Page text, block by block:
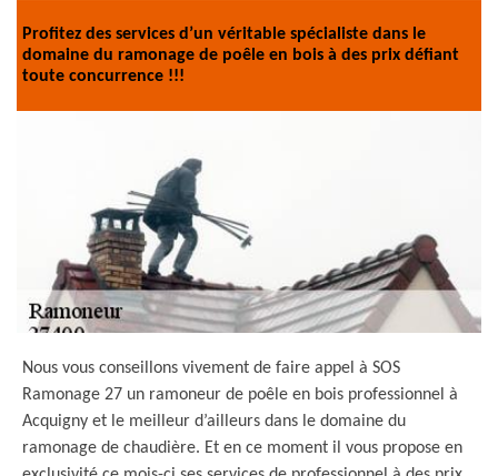
Profitez des services d’un véritable spécialiste dans le
domaine du ramonage de poêle en bois à des prix défiant
toute concurrence !!!
Nous vous conseillons vivement de faire appel à SOS
Ramonage 27 un ramoneur de poêle en bois professionnel à
Acquigny et le meilleur d’ailleurs dans le domaine du
ramonage de chaudière. Et en ce moment il vous propose en